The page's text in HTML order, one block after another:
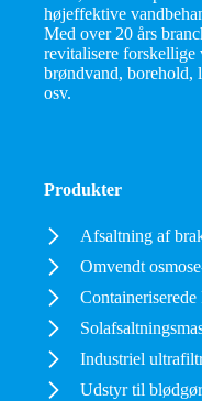
højeffektive
Med over 20 års
revitalisere forskellige
brøndvand, borehold,
osv.
Produkter
Afsaltning af
Omvendt
Industriel
Udstyr til